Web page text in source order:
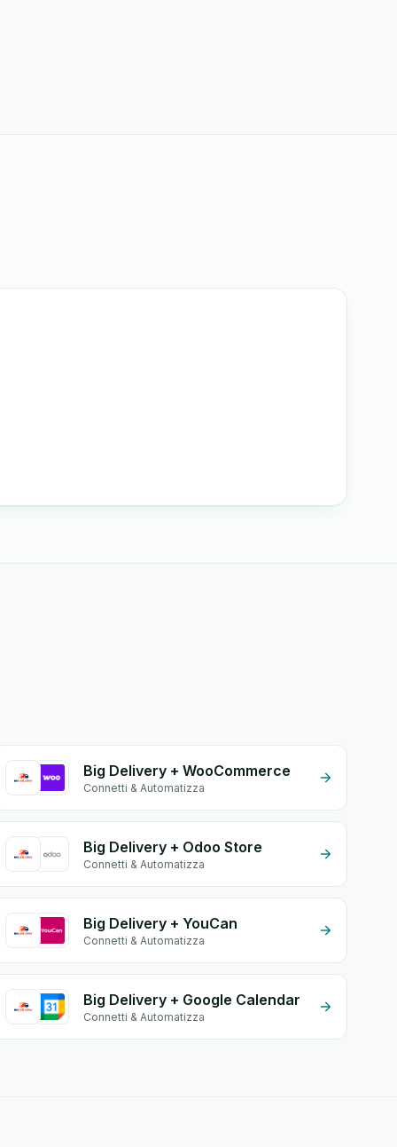
Big Delivery + WooCommerce
Connetti & Automatizza
Big Delivery + Odoo Store
Connetti & Automatizza
Big Delivery + YouCan
Connetti & Automatizza
Big Delivery + Google Calendar
Connetti & Automatizza